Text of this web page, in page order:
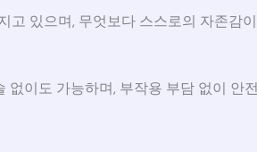
있으며, 무엇보다 스스로의 자존감
이도 가능하며, 부작용 부담 없이 안